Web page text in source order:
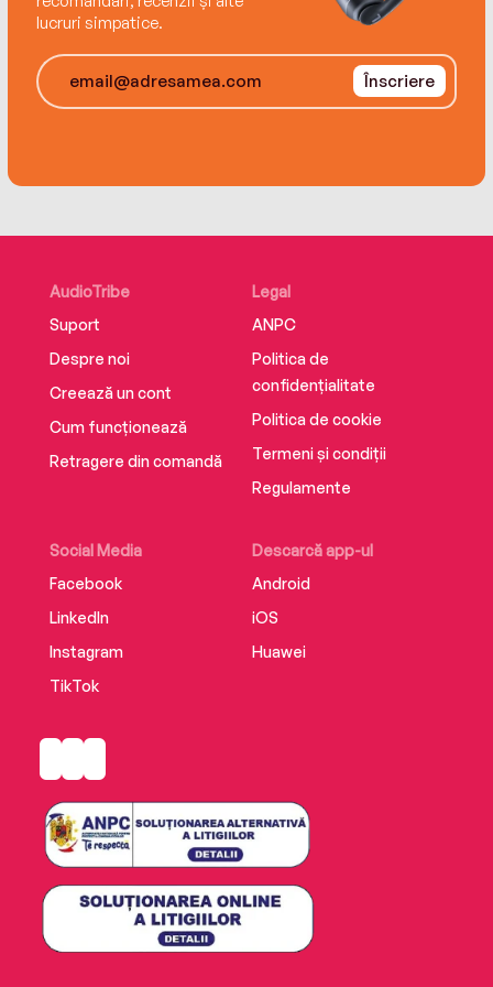
lucruri simpatice.
Înscriere
AudioTribe
Suport
Despre noi
Creează un cont
Cum funcționează
Retragere din comandă
Social Media
Facebook
LinkedIn
Instagram
TikTok
Descarcă app-ul
Android
iOS
Huawei
Legal
ANPC
Politica de
confidențialitate
Politica de cookie
Termeni și condiții
Regulamente